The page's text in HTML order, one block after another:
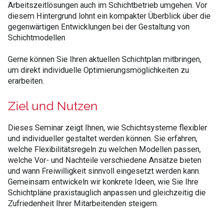
Arbeitszeitlösungen auch im Schichtbetrieb umgehen. Vor
diesem Hintergrund lohnt ein kompakter Überblick über die
gegenwärtigen Entwicklungen bei der Gestaltung von
Schichtmodellen
Gerne können Sie Ihren aktuellen Schichtplan mitbringen,
um direkt individuelle Optimierungsmöglichkeiten zu
erarbeiten.
Ziel und Nutzen
Dieses Seminar zeigt Ihnen, wie Schichtsysteme flexibler
und individueller gestaltet werden können. Sie erfahren,
welche Flexibilitätsregeln zu welchen Modellen passen,
welche Vor- und Nachteile verschiedene Ansätze bieten
und wann Freiwilligkeit sinnvoll eingesetzt werden kann.
Gemeinsam entwickeln wir konkrete Ideen, wie Sie Ihre
Schichtpläne praxistauglich anpassen und gleichzeitig die
Zufriedenheit Ihrer Mitarbeitenden steigern.